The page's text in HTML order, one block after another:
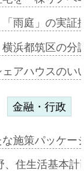
雨庭」の実
浜都筑区の
アハウスの
金融・行政
な施策パッケ
、住生活基本